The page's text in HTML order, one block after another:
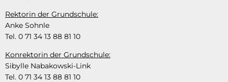
Rektorin der Grundschule:
Anke Sohnle
Tel. 0 71 34 13 88 81 10
Konrektorin der Grundschule:
Sibylle Nabakowski-Link
Tel. 0 71 34 13 88 81 10